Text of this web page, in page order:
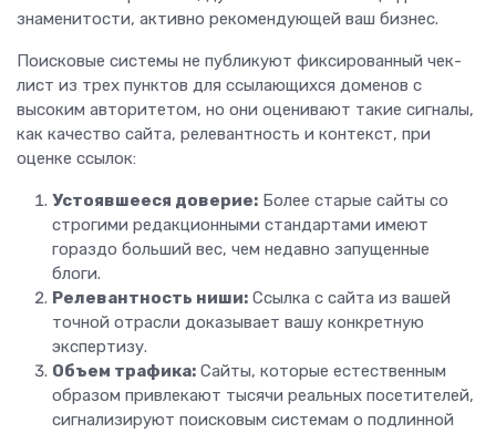
знаменитости, активно рекомендующей ваш бизнес.
Поисковые системы не публикуют фиксированный чек-
лист из трех пунктов для ссылающихся доменов с
высоким авторитетом, но они оценивают такие сигналы,
как качество сайта, релевантность и контекст, при
оценке ссылок:
Устоявшееся доверие: Более старые сайты со
строгими редакционными стандартами имеют
гораздо больший вес, чем недавно запущенные
блоги.
Релевантность ниши: Ссылка с сайта из вашей
точной отрасли доказывает вашу конкретную
экспертизу.
Объем трафика: Сайты, которые естественным
образом привлекают тысячи реальных посетителей,
сигнализируют поисковым системам о подлинной